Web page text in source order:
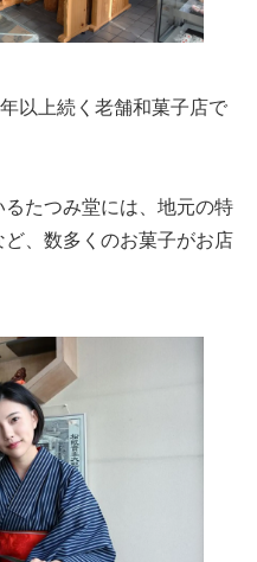
以上続く老舗和菓子店で
たつみ堂には、地元の特
、数多くのお菓子がお店